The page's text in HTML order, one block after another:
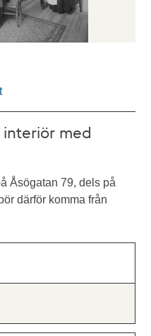
med
Åsögatan 79, dels på
därför komma från